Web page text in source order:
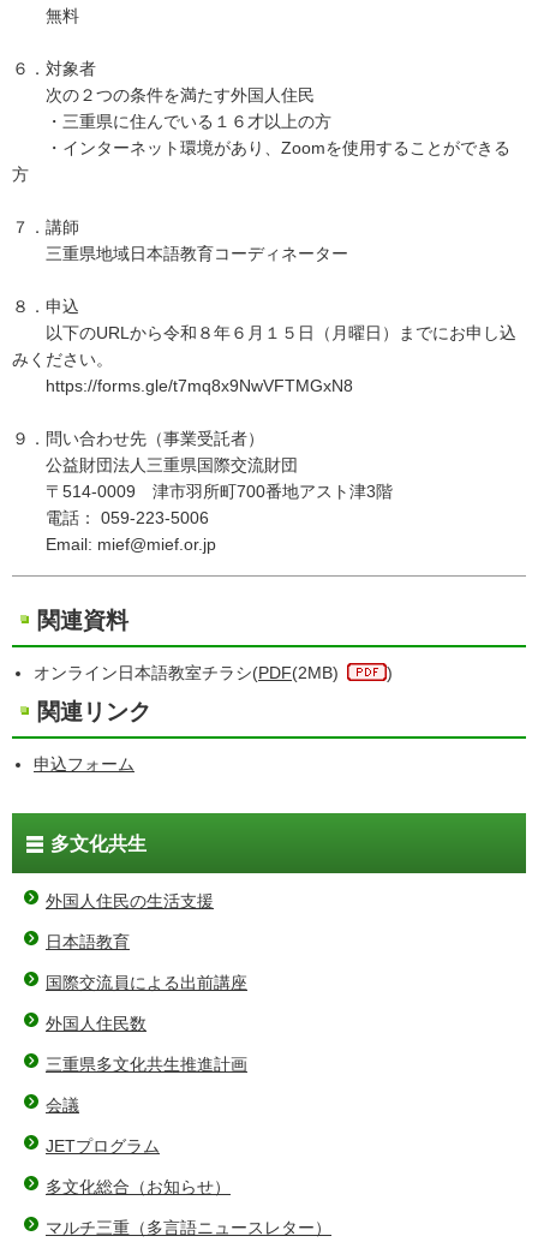
無料
６．対象者
次の２つの条件を満たす外国人住民
・三重県に住んでいる１６才以上の方
・インターネット環境があり、Zoomを使用することができる
方
７．講師
三重県地域日本語教育コーディネーター
８．申込
以下のURLから令和８年６月１５日（月曜日）までにお申し込
みください。
https://forms.gle/t7mq8x9NwVFTMGxN8
９．問い合わせ先（事業受託者）
公益財団法人三重県国際交流財団
〒514-0009 津市羽所町700番地アスト津3階
電話： 059-223-5006
Email: mief@mief.or.jp
関連資料
オンライン日本語教室チラシ(PDF(2MB) )
関連リンク
申込フォーム
多文化共生
外国人住民の生活支援
日本語教育
国際交流員による出前講座
外国人住民数
三重県多文化共生推進計画
会議
JETプログラム
多文化総合（お知らせ）
マルチ三重（多言語ニュースレター）